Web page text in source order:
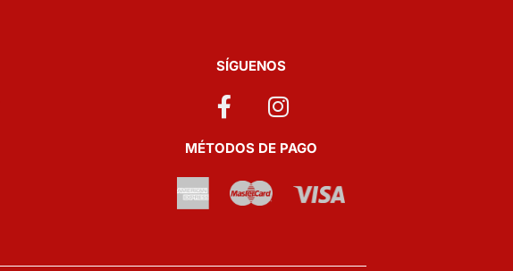
SÍGUENOS
MÉTODOS DE PAGO